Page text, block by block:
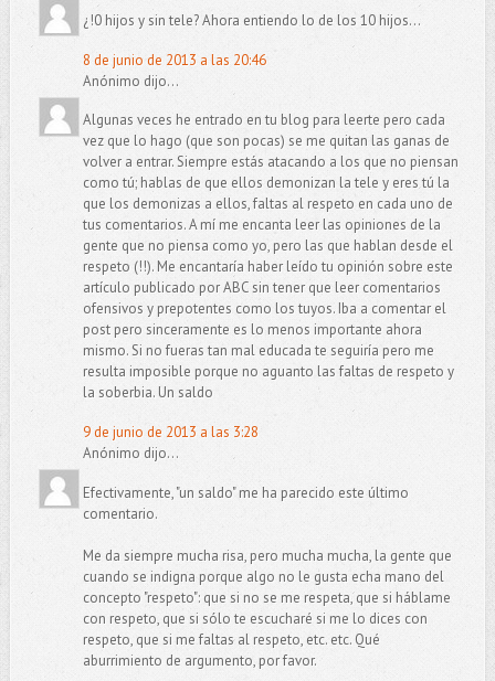
¿!0 hijos y sin tele? Ahora entiendo lo de los 10 hijos...
8 de junio de 2013 a las 20:46
Anónimo dijo...
Algunas veces he entrado en tu blog para leerte pero cada
vez que lo hago (que son pocas) se me quitan las ganas de
volver a entrar. Siempre estás atacando a los que no piensan
como tú; hablas de que ellos demonizan la tele y eres tú la
que los demonizas a ellos, faltas al respeto en cada uno de
tus comentarios. A mí me encanta leer las opiniones de la
gente que no piensa como yo, pero las que hablan desde el
respeto (!!). Me encantaría haber leído tu opinión sobre este
artículo publicado por ABC sin tener que leer comentarios
ofensivos y prepotentes como los tuyos. Iba a comentar el
post pero sinceramente es lo menos importante ahora
mismo. Si no fueras tan mal educada te seguiría pero me
resulta imposible porque no aguanto las faltas de respeto y
la soberbia. Un saldo
9 de junio de 2013 a las 3:28
Anónimo dijo...
Efectivamente, "un saldo" me ha parecido este último
comentario.
Me da siempre mucha risa, pero mucha mucha, la gente que
cuando se indigna porque algo no le gusta echa mano del
concepto "respeto": que si no se me respeta, que si háblame
con respeto, que si sólo te escucharé si me lo dices con
respeto, que si me faltas al respeto, etc. etc. Qué
aburrimiento de argumento, por favor.